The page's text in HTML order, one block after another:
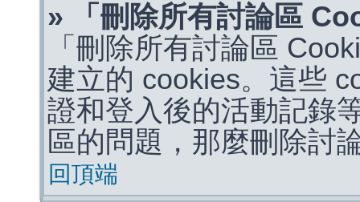
» 「刪除所有討論區
「刪除所有討論區
建立的 cookies。這些
證和登入後的活動記錄
區的問題，那麼刪除討
回頂端